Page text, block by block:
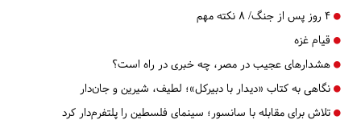
۴ روز پس از جنگ/ ۸ نکته مهم
قیام غزه
هشدارهای عجیب در مصر، چه خبری در راه است؟
نگاهی به کتاب «دیدار با دبیرکل»؛ لطیف، شیرین و جان‌دار
تلاش برای مقابله با سانسور؛ سینمای فلسطین را پلتفرم‌دار کرد